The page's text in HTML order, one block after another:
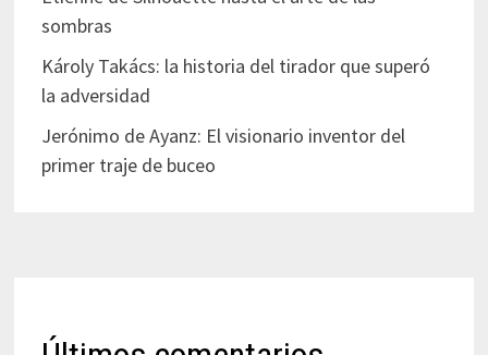
sombras
Károly Takács: la historia del tirador que superó
la adversidad
Jerónimo de Ayanz: El visionario inventor del
primer traje de buceo